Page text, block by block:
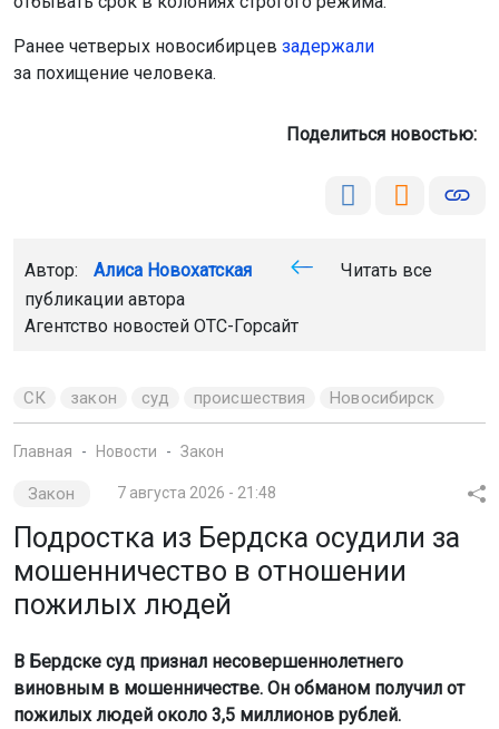
Главная Новости Закон
Подростка из Бердска осудили за
мошенничество в отношении
В Бердске суд признал несовершеннолетнего
виновным в мошенничестве. Он обманом получил от
пожилых людей около 3,5 миллионов рублей.
Фото: Горсайт
Как сообщили в СУ СК России по Новосибирской